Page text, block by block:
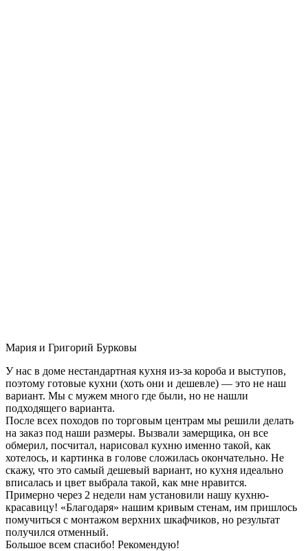
Мария и Григорий Бурковы
У нас в доме нестандартная кухня из-за короба и выступов,
поэтому готовые кухни (хоть они и дешевле) — это не наш
вариант. Мы с мужем много где были, но не нашли
подходящего варианта.
После всех походов по торговым центрам мы решили делать
на заказ под наши размеры. Вызвали замерщика, он все
обмерил, посчитал, нарисовал кухню именно такой, как
хотелось, и картинка в голове сложилась окончательно. Не
скажу, что это самый дешевый вариант, но кухня идеально
вписалась и цвет выбрала такой, как мне нравится.
Примерно через 2 недели нам установили нашу кухню-
красавицу! «Благодаря» нашим кривым стенам, им пришлось
помучиться с монтажом верхних шкафчиков, но результат
получился отменный.
Большое всем спасибо! Рекомендую!